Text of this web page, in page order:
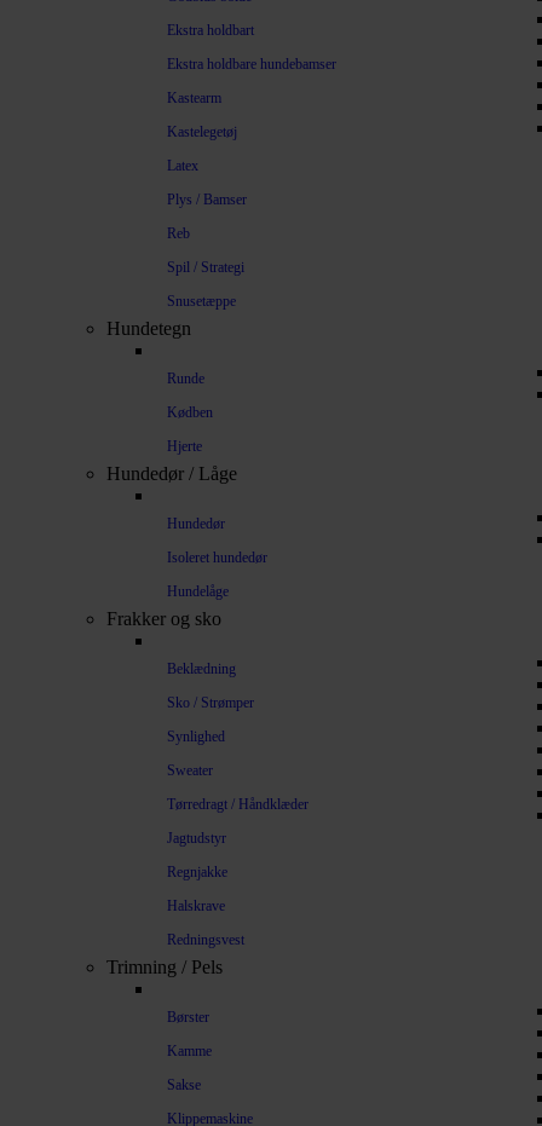
Ekstra holdbart
Ekstra holdbare hundebamser
Kastearm
Kastelegetøj
Latex
Plys / Bamser
Reb
Spil / Strategi
Snusetæppe
Hundetegn
Runde
Kødben
Hjerte
Hundedør / Låge
Hundedør
Isoleret hundedør
Hundelåge
Frakker og sko
Beklædning
Sko / Strømper
Synlighed
Sweater
Tørredragt / Håndklæder
Jagtudstyr
Regnjakke
Halskrave
Redningsvest
Trimning / Pels
Børster
Kamme
Sakse
Klippemaskine